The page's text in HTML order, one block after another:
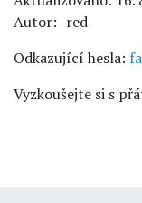
Autor: -red-
Odkazující hesla:
Vyzkoušejte si s